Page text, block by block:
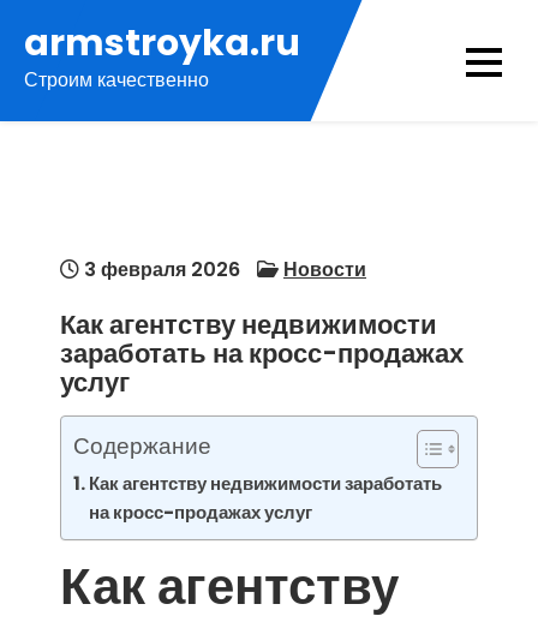
содержимому
armstroyka.ru
Строим качественно
3 февраля 2026 Новости
Как агентству недвижимости
заработать на кросс-продажах
услуг
Содержание
Как агентству недвижимости заработать
на кросс-продажах услуг
Как агентству